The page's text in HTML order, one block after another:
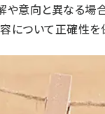
や意向と異なる場合
について正確性を